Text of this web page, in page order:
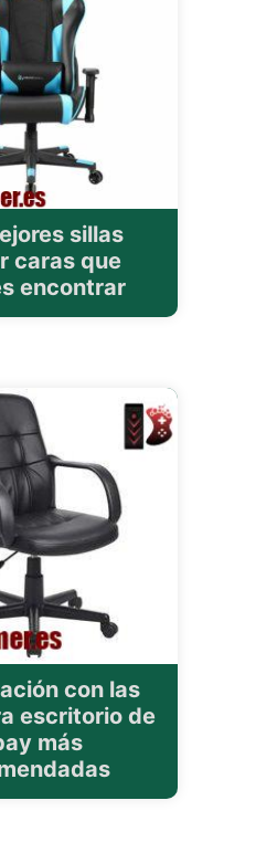
sillas
caras que
encontrar
con las
escritorio de
más